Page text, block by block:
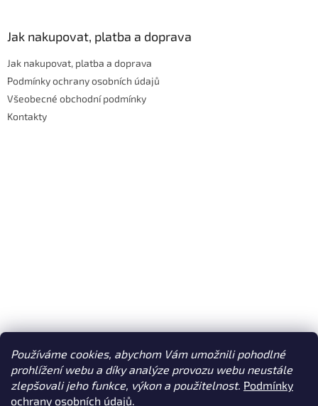
Používáme cookies, abychom Vám umožnili pohodlné
prohlížení webu a díky analýze provozu webu neustále
zlepšovali jeho funkce, výkon a použitelnost. Podmínky
ochrany osobních údajů.
Jak nakupovat, platba a doprava
Jak nakupovat, platba a doprava
Podmínky ochrany osobních údajů
Všeobecné obchodní podmínky
Kontakty
Jak nakupovat, platba a doprava